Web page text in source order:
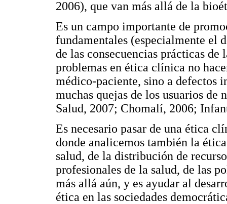
2006), que van más allá de la
Es un campo importante de
fundamentales (especialmente el
de las consecuencias prácticas de
problemas en ética clínica no
médico-paciente, sino a defectos
muchas quejas de los usuarios de
Salud, 2007; Chomalí, 2006;
Es necesario pasar de una ética
donde analicemos también la
salud, de la distribución de
profesionales de la salud, de las
más allá aún, y es ayudar al
ética en las sociedades